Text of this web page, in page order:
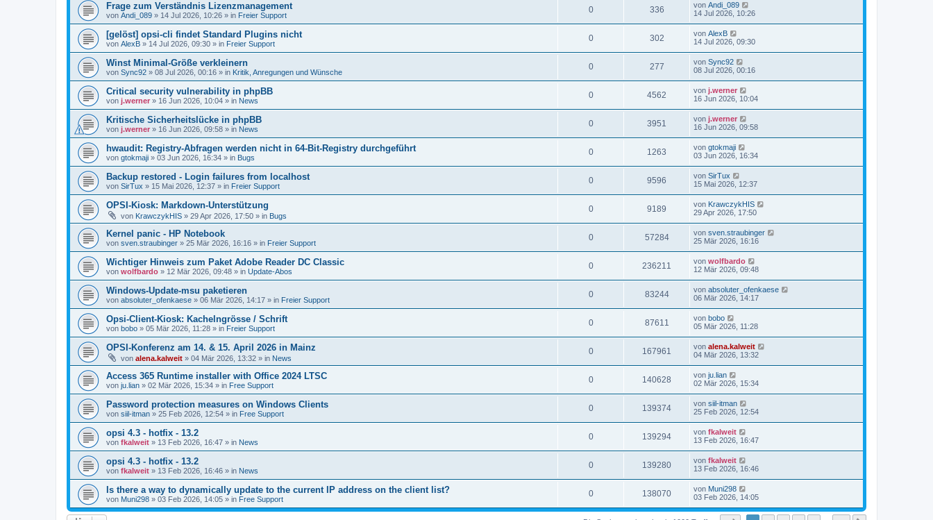
Frage zum Verständnis Lizenzmanagement
von Andi_089 » 14 Jul 2026, 10:26 » in Freier Support
0 336 von Andi_089
14 Jul 2026, 10:26
[gelöst] opsi-cli findet Standard Plugins nicht
von AlexB » 14 Jul 2026, 09:30 » in Freier Support
0 302 von AlexB
14 Jul 2026, 09:30
Winst Minimal-Größe verkleinern
von Sync92 » 08 Jul 2026, 00:16 » in Kritik, Anregungen und Wünsche
0 277 von Sync92
08 Jul 2026, 00:16
Critical security vulnerability in phpBB
von j.werner » 16 Jun 2026, 10:04 » in News
0 4562 von j.werner
16 Jun 2026, 10:04
Kritische Sicherheitslücke in phpBB
von j.werner » 16 Jun 2026, 09:58 » in News
0 3951 von j.werner
16 Jun 2026, 09:58
hwaudit: Registry-Abfragen werden nicht in 64-Bit-Registry durchgeführt
von gtokmaji » 03 Jun 2026, 16:34 » in Bugs
0 1263 von gtokmaji
03 Jun 2026, 16:34
Backup restored - Login failures from localhost
von SirTux » 15 Mai 2026, 12:37 » in Freier Support
0 9596 von SirTux
15 Mai 2026, 12:37
OPSI-Kiosk: Markdown-Unterstützung
von KrawczykHIS » 29 Apr 2026, 17:50 » in Bugs
0 9189 von KrawczykHIS
29 Apr 2026, 17:50
Kernel panic - HP Notebook
von sven.straubinger » 25 Mär 2026, 16:16 » in Freier Support
0 57284 von sven.straubinger
25 Mär 2026, 16:16
Wichtiger Hinweis zum Paket Adobe Reader DC Classic
von wolfbardo » 12 Mär 2026, 09:48 » in Update-Abos
0 236211 von wolfbardo
12 Mär 2026, 09:48
Windows-Update-msu paketieren
von absoluter_ofenkaese » 06 Mär 2026, 14:17 » in Freier Support
0 83244 von absoluter_ofenkaese
06 Mär 2026, 14:17
Opsi-Client-Kiosk: Kachelngrösse / Schrift
von bobo » 05 Mär 2026, 11:28 » in Freier Support
0 87611 von bobo
05 Mär 2026, 11:28
OPSI-Konferenz am 14. & 15. April 2026 in Mainz
von alena.kalweit » 04 Mär 2026, 13:32 » in News
0 167961 von alena.kalweit
04 Mär 2026, 13:32
Access 365 Runtime installer with Office 2024 LTSC
von ju.lian » 02 Mär 2026, 15:34 » in Free Support
0 140628 von ju.lian
02 Mär 2026, 15:34
Password protection measures on Windows Clients
von siil-itman » 25 Feb 2026, 12:54 » in Free Support
0 139374 von siil-itman
25 Feb 2026, 12:54
opsi 4.3 - hotfix - 13.2
von fkalweit » 13 Feb 2026, 16:47 » in News
0 139294 von fkalweit
13 Feb 2026, 16:47
opsi 4.3 - hotfix - 13.2
von fkalweit » 13 Feb 2026, 16:46 » in News
0 139280 von fkalweit
13 Feb 2026, 16:46
Is there a way to dynamically update to the current IP address on the client list?
von Muni298 » 03 Feb 2026, 14:05 » in Free Support
0 138070 von Muni298
03 Feb 2026, 14:05